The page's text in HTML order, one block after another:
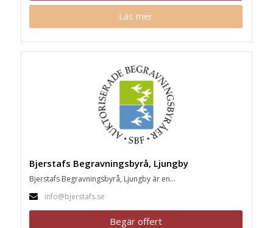
Läs mer
Bjerstafs Begravningsbyrå, Ljungby
Bjerstafs Begravningsbyrå, Ljungby är en...
info@bjerstafs.se
Begär offert